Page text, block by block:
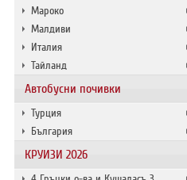
Мароко
Малдиви
Италия
Тайланд
Автобусни почивки
Турция
България
КРУИЗИ 2026